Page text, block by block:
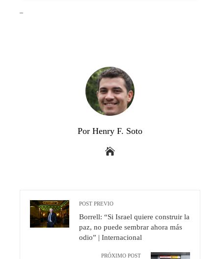
Por Henry F. Soto
POST PREVIO
Borrell: “Si Israel quiere construir la
paz, no puede sembrar ahora más
odio” | Internacional
PRÓXIMO POST